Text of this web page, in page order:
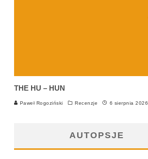
THE HU – HUN
Paweł Rogoziński Recenzje 6 sierpnia 2026
AUTOPSJE